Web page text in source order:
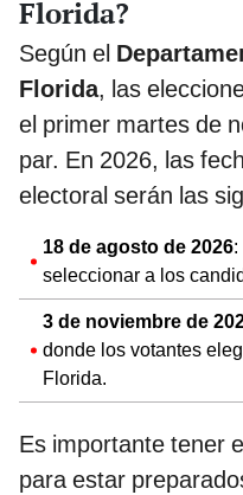
Florida?
Según el
Florida, las
el primer martes de
par. En 2026, las
electoral serán las
18 de agosto de 2026
seleccionar a los
3 de noviembre de
donde los votantes
Florida.
Es importante tener
para estar